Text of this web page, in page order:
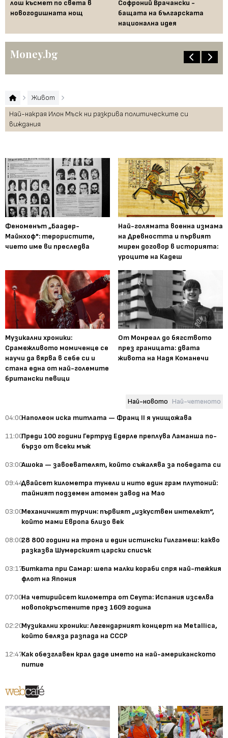
лош късмет по света в
новогодишната нощ
Софроний Врачански -
бащата на българската
национална идея
Money.bg
Живот
Най-накрая Илон Мъск ни разкрива политическите си
виждания
Феноменът „Баадер-
Майнхоф": терористите,
чието име ви преследва
Най-голямата военна измама
на Древността и първият
мирен договор в историята:
уроците на Кадеш
Музикални хроники:
Срамежливото момиченце се
научи да вярва в себе си и
стана една от най-големите
британски певици
От Монреал до бягството
през границата: двата
живота на Надя Команечи
Най-новото Най-четеното
04:00Наполеон иска титлата — Франц II я унищожава
11:00Преди 100 години Гертруд Едерле преплува Ламанша по-
бързо от всеки мъж
03:00Ашока — завоевателят, който съжалява за победата си
09:44Двайсет километра тунели и нито един грам плутоний:
тайният подземен атомен завод на Мао
03:00Механичният турчин: първият „изкуствен интелект“,
който мами Европа близо век
08:0028 800 години на трона и един истински Гилгамеш: какво
разказва Шумерският царски списък
03:17Битката при Самар: шепа малки кораби спря най-тежкия
флот на Япония
07:00На четирийсет километра от Сеута: Испания изселва
новопокръстените през 1609 година
02:20Музикални хроники: Легендарният концерт на Metallica,
който беляза разпада на СССР
12:47Как обезглавен крал даде името на най-американското
питие